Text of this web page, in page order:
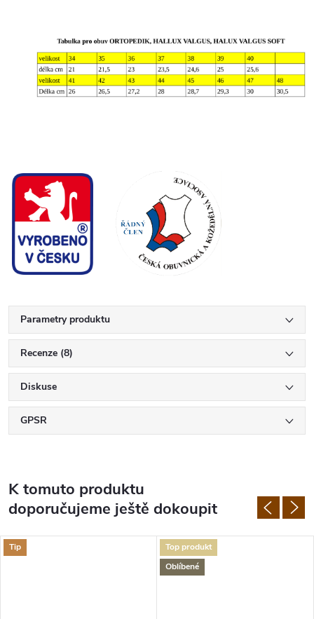
Parametry produktu
Recenze (8)
Diskuse
GPSR
K tomuto produktu
doporučujeme ještě dokoupit
Tip
Top produkt
Oblíbené